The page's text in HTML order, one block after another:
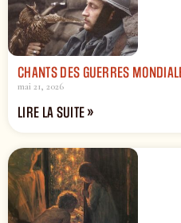
CHANTS DES GUERRES
mai 21, 2026
LIRE LA SUITE »